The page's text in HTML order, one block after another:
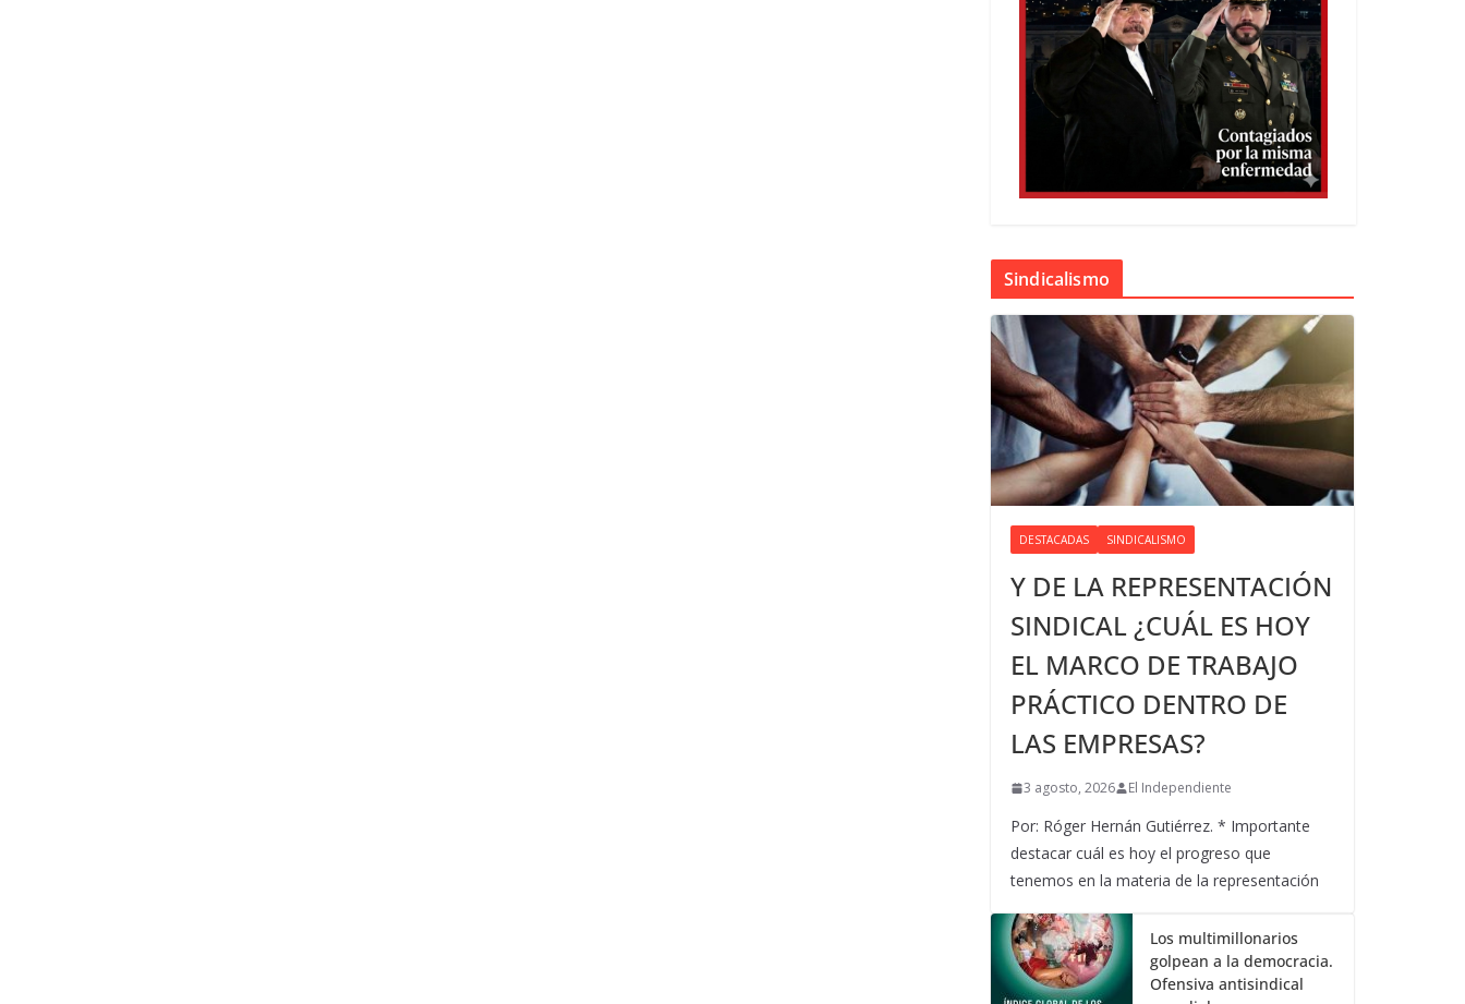
Sindicalismo
DESTACADAS SINDICALISMO
Y DE LA REPRESENTACIÓN
SINDICAL ¿CUÁL ES HOY
EL MARCO DE TRABAJO
PRÁCTICO DENTRO DE
LAS EMPRESAS?
3 agosto, 2026 El Independiente
Por: Róger Hernán Gutiérrez. * Importante
destacar cuál es hoy el progreso que
tenemos en la materia de la representación
Los multimillonarios
golpean a la democracia.
Ofensiva antisindical